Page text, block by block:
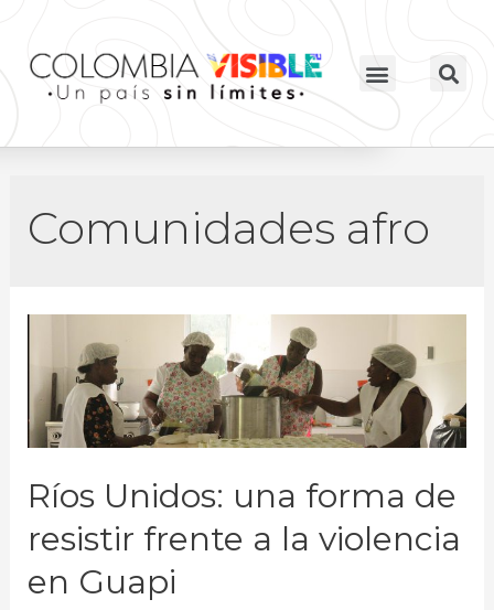
Comunidades afro
Ríos Unidos: una forma de
resistir frente a la violencia
en Guapi